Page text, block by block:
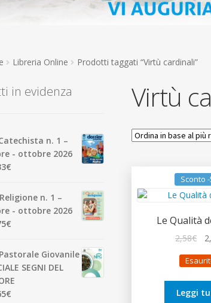
Libreria Online Prodotti taggati “Virtù cardinali”
Virtù
Sconto -
Le Qualità
2,58€
Leggi
in evidenza
n. 1 –
- ottobre 2026
€
attuale
è:
n. 1 –
- ottobre 2026
€
attuale
è:
4,75€.
Giovanile
SEGNI DEL
€